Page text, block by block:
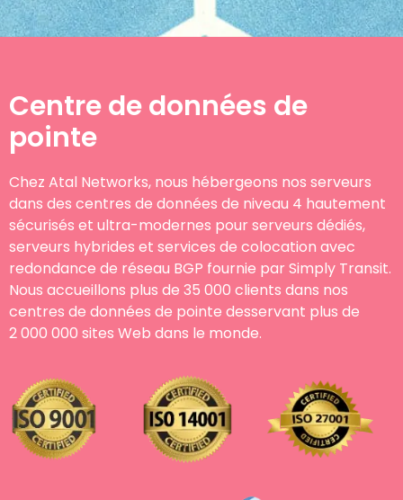
Centre de données de
pointe
Chez Atal Networks, nous hébergeons nos serveurs
dans des centres de données de niveau 4 hautement
sécurisés et ultra-modernes pour serveurs dédiés,
serveurs hybrides et services de colocation avec
redondance de réseau BGP fournie par Simply Transit.
Nous accueillons plus de 35 000 clients dans nos
centres de données de pointe desservant plus de
2 000 000 sites Web dans le monde.